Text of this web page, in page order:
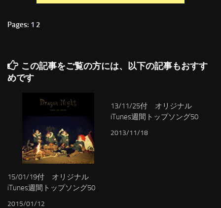
Pages: 1 2
この記事をご覧の方には、以下の記事もおすす
めです
15/01/19付 オリジナル
iTunes週間トップソング50
2015/01/12
13/11/25付 オリジナル
iTunes週間トップソング50
2013/11/18